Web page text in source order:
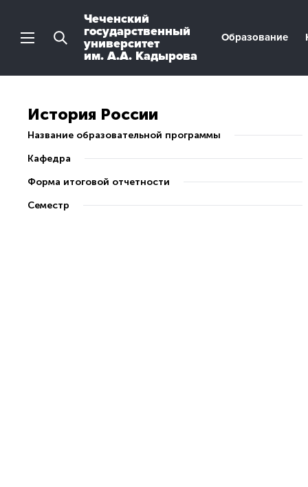
Чеченский
государственный
университет
им. А.А. Кадырова
Образование
История России
Название образовательной программы
Кафедра
Форма итоговой отчетности
Семестр